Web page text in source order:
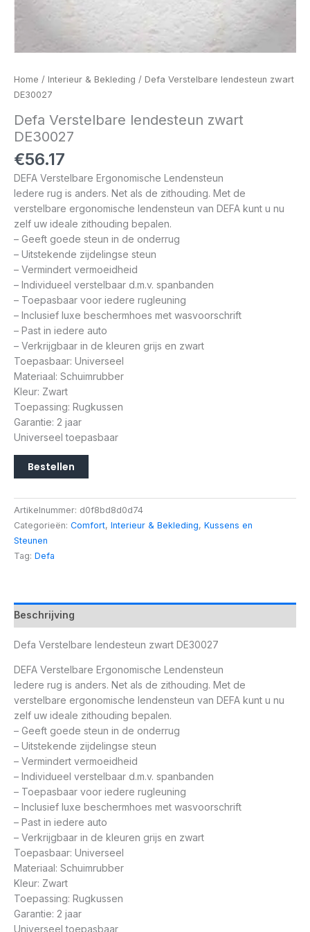
Home / Interieur & Bekleding / Defa Verstelbare lendesteun zwart
DE30027
Defa Verstelbare lendesteun zwart
DE30027
€56.17
DEFA Verstelbare Ergonomische Lendensteun
Iedere rug is anders. Net als de zithouding. Met de
verstelbare ergonomische lendensteun van DEFA kunt u nu
zelf uw ideale zithouding bepalen.
– Geeft goede steun in de onderrug
– Uitstekende zijdelingse steun
– Vermindert vermoeidheid
– Individueel verstelbaar d.m.v. spanbanden
– Toepasbaar voor iedere rugleuning
– Inclusief luxe beschermhoes met wasvoorschrift
– Past in iedere auto
– Verkrijgbaar in de kleuren grijs en zwart
Toepasbaar: Universeel
Materiaal: Schuimrubber
Kleur: Zwart
Toepassing: Rugkussen
Garantie: 2 jaar
Universeel toepasbaar
Bestellen
Artikelnummer: d0f8bd8d0d74
Categorieën: Comfort, Interieur & Bekleding, Kussens en
Steunen
Tag: Defa
Beschrijving
Defa Verstelbare lendesteun zwart DE30027
DEFA Verstelbare Ergonomische Lendensteun
Iedere rug is anders. Net als de zithouding. Met de
verstelbare ergonomische lendensteun van DEFA kunt u nu
zelf uw ideale zithouding bepalen.
– Geeft goede steun in de onderrug
– Uitstekende zijdelingse steun
– Vermindert vermoeidheid
– Individueel verstelbaar d.m.v. spanbanden
– Toepasbaar voor iedere rugleuning
– Inclusief luxe beschermhoes met wasvoorschrift
– Past in iedere auto
– Verkrijgbaar in de kleuren grijs en zwart
Toepasbaar: Universeel
Materiaal: Schuimrubber
Kleur: Zwart
Toepassing: Rugkussen
Garantie: 2 jaar
Universeel toepasbaar